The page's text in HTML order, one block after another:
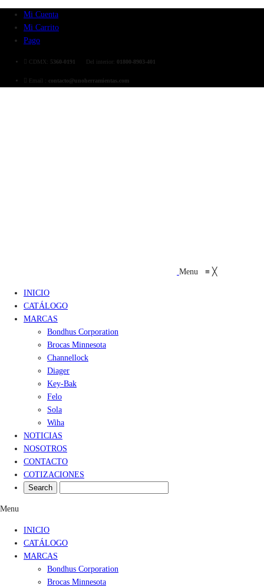
Mi Cuenta
Mi Carrito
Pago
CDMX: 5360-0191 Del interior: 01800-8903-401
Email : contacto@unoherramientas.com
Menu ≡ ╳
INICIO
CATÁLOGO
MARCAS
Bondhus Corporation
Brocas Minnesota
Channellock
Diager
Key-Bak
Felo
Sola
Wiha
NOTICIAS
NOSOTROS
CONTACTO
COTIZACIONES
Menu
INICIO
CATÁLOGO
MARCAS
Bondhus Corporation
Brocas Minnesota